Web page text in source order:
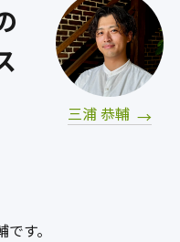
三浦 恭輔
す。